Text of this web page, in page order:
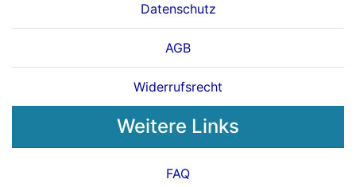
Datenschutz
AGB
Widerrufsrecht
Weitere Links
FAQ